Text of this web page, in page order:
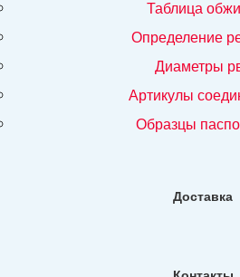
таблица
определение
диаметры
артикулы
образцы
Доставка